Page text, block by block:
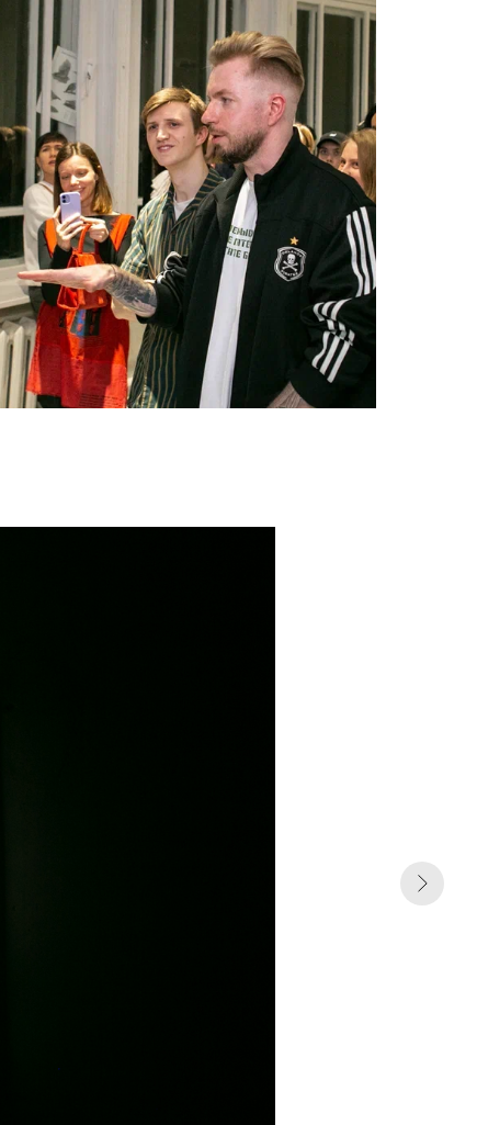
линии Московской концептуальной
трафаретное письмо, экспериментирует
вопросом, отметкой очередного этапа
и непонимание своего местонахождения.